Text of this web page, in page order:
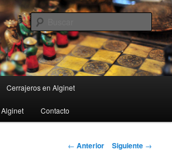
Cerrajeros en Alginet
Contacto
Navegación
← Anterior Siguiente →